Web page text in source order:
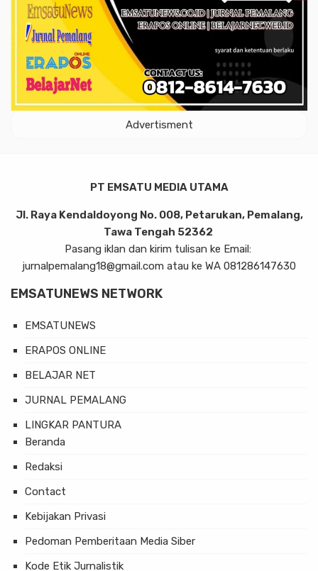
Advertisment
PT EMSATU MEDIA UTAMA
Jl. Raya Kendaldoyong No. 008, Petarukan, Pemalang,
Tawa Tengah 52362
Pasang iklan dan kirim tulisan ke Email:
jurnalpemalang18@gmail.com atau ke WA 081286147630
EMSATUNEWS NETWORK
EMSATUNEWS
ERAPOS ONLINE
BELAJAR NET
JURNAL PEMALANG
LINGKAR PANTURA
Beranda
Redaksi
Contact
Kebijakan Privasi
Pedoman Pemberitaan Media Siber
Kode Etik Jurnalistik